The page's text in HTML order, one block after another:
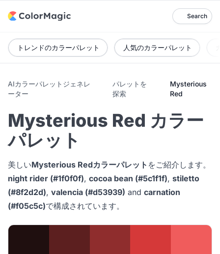
Search
トレンドのカラーパレット 人気のカラーパレット
AIカラーパレットジェネレ
ーター
パレットを
探索
Mysterious
Red
Mysterious Red カラー
パレット
美しいMysterious Redカラーパレット をご紹介します。
night rider (#1f0f0f), cocoa bean (#5c1f1f), stiletto
(#8f2d2d), valencia (#d53939) and carnation
(#f05c5c)で構成されています。